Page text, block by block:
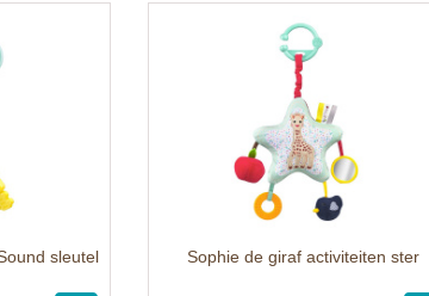
sleutel
Sophie de giraf activiteiten ster